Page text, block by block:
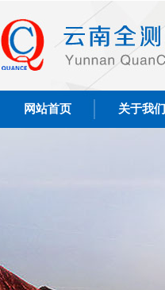
网站首页 关于我们